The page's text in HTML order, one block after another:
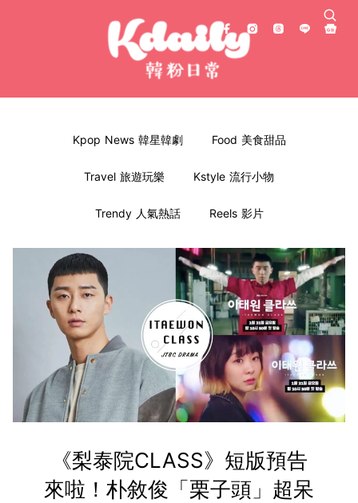
Kpop News 韓星韓劇 Food 美食甜品
Travel 旅遊玩樂 Kstyle 流行小物
Trendy 人氣熱話 Reels 影片
《梨泰院CLASS》短版預告
來啦！朴敘俊「栗子頭」超呆